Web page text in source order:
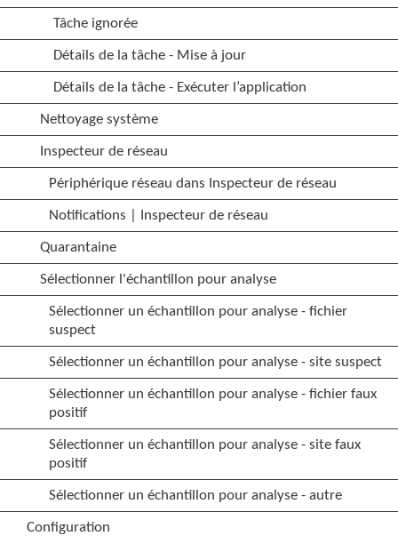
Tâche ignorée
Détails de la tâche - Mise à jour
Détails de la tâche - Exécuter l’application
Nettoyage système
Inspecteur de réseau
Périphérique réseau dans Inspecteur de réseau
Notifications | Inspecteur de réseau
Quarantaine
Sélectionner l'échantillon pour analyse
Sélectionner un échantillon pour analyse - fichier
suspect
Sélectionner un échantillon pour analyse - site suspect
Sélectionner un échantillon pour analyse - fichier faux
positif
Sélectionner un échantillon pour analyse - site faux
positif
Sélectionner un échantillon pour analyse - autre
Configuration